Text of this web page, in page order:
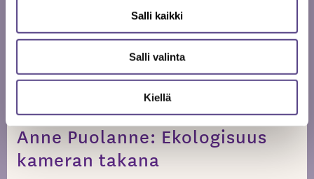
Salli kaikki
Salli valinta
Kiellä
2021
POLITIIKKA
Anne Puolanne: Ekologisuus
kameran takana